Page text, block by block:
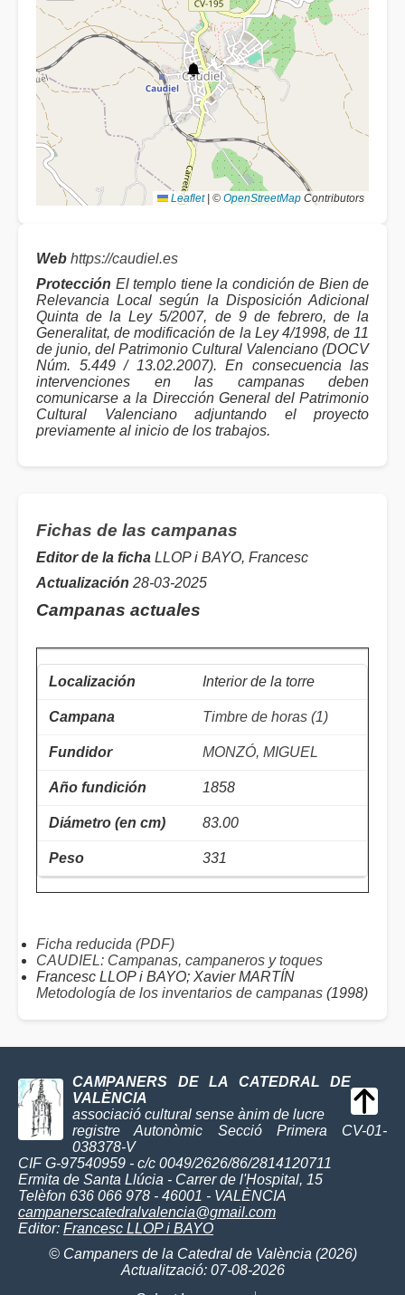
Leaflet © OpenStreetMap Contributors
Web https://caudiel.es
Protección El templo tiene la condición de Bien de
Relevancia Local según la Disposición Adicional
Quinta de la Ley 5/2007, de 9 de febrero, de la
Generalitat, de modificación de la Ley 4/1998, de 11
de junio, del Patrimonio Cultural Valenciano (DOCV
Núm. 5.449 / 13.02.2007). En consecuencia las
intervenciones en las campanas deben
comunicarse a la Dirección General del Patrimonio
Cultural Valenciano adjuntando el proyecto
previamente al inicio de los trabajos.
Fichas de las campanas
Editor de la ficha LLOP i BAYO, Francesc
Actualización 28-03-2025
Campanas actuales
Interior de la torre
Timbre de horas (1)
MONZÓ, MIGUEL
1858
83.00
331
Ficha reducida (PDF)
CAUDIEL: Campanas, campaneros y toques
Francesc LLOP i BAYO; Xavier MARTÍN
Metodología de los inventarios de campanas (1998)
CAMPANERS DE LA CATEDRAL DE
VALÈNCIA
associació cultural sense ànim de lucre
registre Autonòmic Secció Primera CV-01-
038378-V
CIF G-97540959 - c/c 0049/2626/86/2814120711
Ermita de Santa Llúcia - Carrer de l'Hospital, 15
Telèfon 636 066 978 - 46001 - VALÈNCIA
campanerscatedralvalencia@gmail.com
Editor: Francesc LLOP i BAYO
© Campaners de la Catedral de València (2026)
Actualització: 07-08-2026